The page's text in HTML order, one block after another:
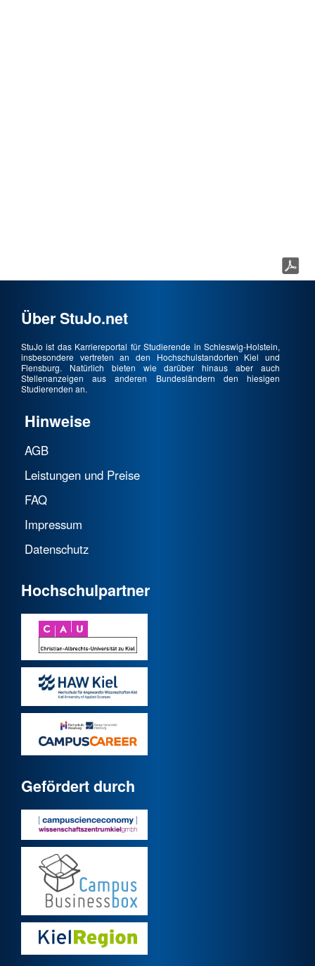
Über StuJo.net
StuJo ist das Karriereportal für Studierende in Schleswig-Holstein,
insbesondere vertreten an den Hochschulstandorten Kiel und
Flensburg. Natürlich bieten wie darüber hinaus aber auch
Stellenanzeigen aus anderen Bundesländern den hiesigen
Studierenden an.
Hinweise
AGB
Leistungen und Preise
FAQ
Impressum
Datenschutz
Hochschulpartner
Gefördert durch